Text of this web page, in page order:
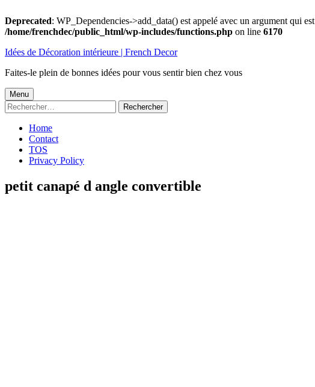
Deprecated: WP_Dependencies->add_data() est appelé avec un argument qui est
/home/frenchdec/public_html/wp-includes/functions.php on line 6170
au
Idées de Décoration intérieure | French Decor
Faites-le plein de bonnes idées pour vous sentir bien chez vous
Menu
principal
Menu
Rechercher :
Home
Contact
TOS
Privacy Policy
petit canapé d angle convertible